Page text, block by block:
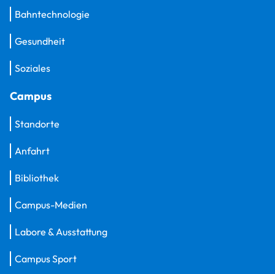
Bahntechnologie
Gesundheit
Soziales
Campus
Standorte
Anfahrt
Bibliothek
Campus-Medien
Labore & Ausstattung
Campus Sport